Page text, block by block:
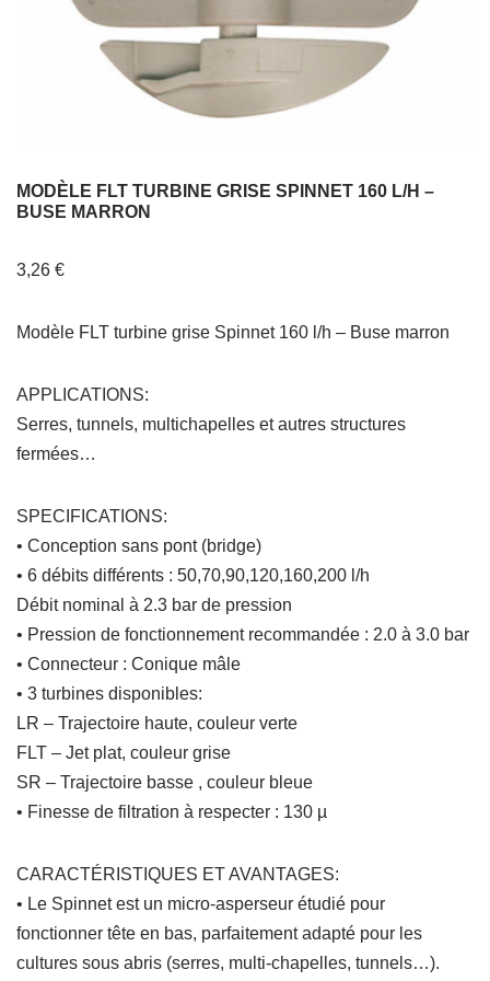
MODÈLE FLT TURBINE GRISE SPINNET 160 L/H –
BUSE MARRON
3,26 €
Modèle FLT turbine grise Spinnet 160 l/h – Buse marron
APPLICATIONS:
Serres, tunnels, multichapelles et autres structures
fermées…
SPECIFICATIONS:
• Conception sans pont (bridge)
• 6 débits différents : 50,70,90,120,160,200 l/h
Débit nominal à 2.3 bar de pression
• Pression de fonctionnement recommandée : 2.0 à 3.0 bar
• Connecteur : Conique mâle
• 3 turbines disponibles:
LR – Trajectoire haute, couleur verte
FLT – Jet plat, couleur grise
SR – Trajectoire basse , couleur bleue
• Finesse de filtration à respecter : 130 µ
CARACTÉRISTIQUES ET AVANTAGES:
• Le Spinnet est un micro-asperseur étudié pour
fonctionner tête en bas, parfaitement adapté pour les
cultures sous abris (serres, multi-chapelles, tunnels…).